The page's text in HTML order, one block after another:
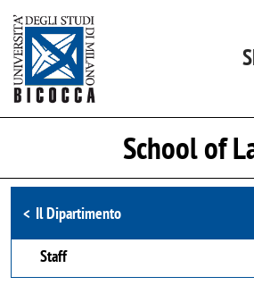
School of
Browse the section
Il Dipartimento
Staff